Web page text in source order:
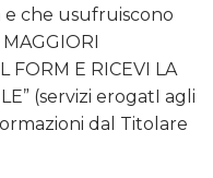
e che usufruiscono
FORM E RICEVI LA
(servizi erogatI agli
dal Titolare